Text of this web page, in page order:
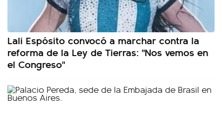
Lali Espósito convocó a marchar contra la
reforma de la Ley de Tierras: "Nos vemos en
el Congreso"